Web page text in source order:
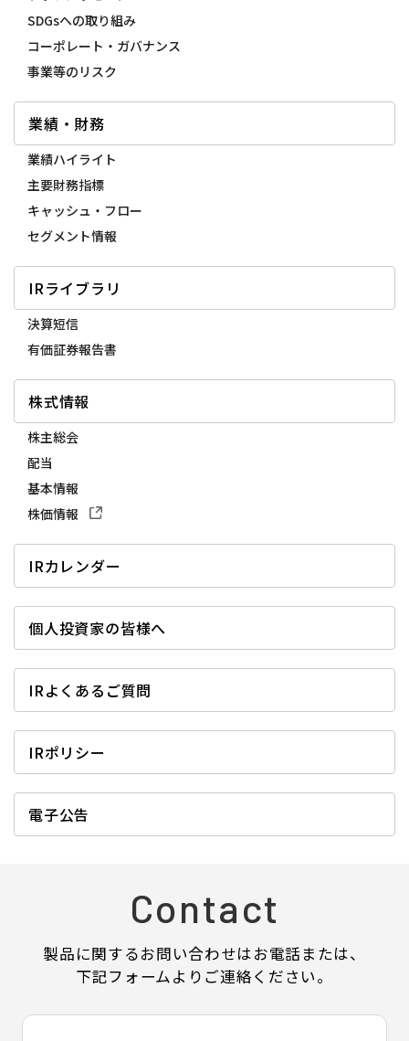
SDGsへの取り組み
コーポレート・ガバナンス
事業等のリスク
業績・財務
業績ハイライト
主要財務指標
キャッシュ・フロー
セグメント情報
IRライブラリ
決算短信
有価証券報告書
株式情報
株主総会
配当
基本情報
株価情報
IRカレンダー
個人投資家の皆様へ
IRよくあるご質問
IRポリシー
電子公告